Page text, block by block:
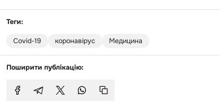
Теги:
Covid-19 коронавірус Медицина
Поширити публікацію: